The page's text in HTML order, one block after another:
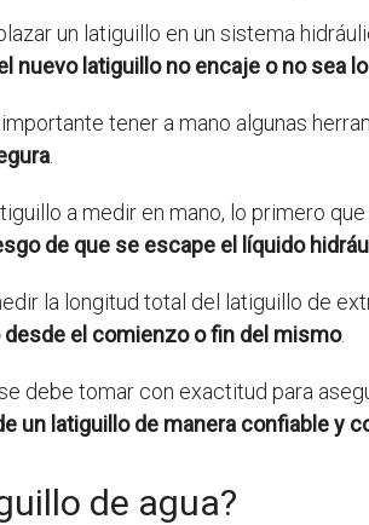
un latiguillo en un sistema
nuevo latiguillo no encaje o no sea
tener a mano algunas
a medir en mano, lo primero
de que se escape el líquido
la longitud total del latiguillo de
el comienzo o fin del mismo.
debe tomar con exactitud para
un latiguillo de manera confiable y
de agua?